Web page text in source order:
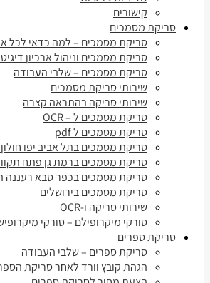
קישורים
סריקת מסמכים
סריקת מסמכים – למה כדאי לכל
סריקת מסמכים וניהול ארכיון
סריקת מסמכים – שלבי העבודה
שירותי סריקת מסמכים
שירותי סריקה בהתראה קצרה
סריקת מסמכים ל – OCR
סריקת מסמכים ל pdf
סריקת מסמכים בתל אביב יפו
סריקת מסמכים ברמת גן פתח
סריקת מסמכים בכפר סבא רעננה
סריקת מסמכים בירושלים
שירותי סריקה ו-OCR
סורקי מיקרופילם – סורקי
סריקת ספרים
סריקת ספרים – שלבי העבודה
הגהת קובץ וורד לאחר סריקת